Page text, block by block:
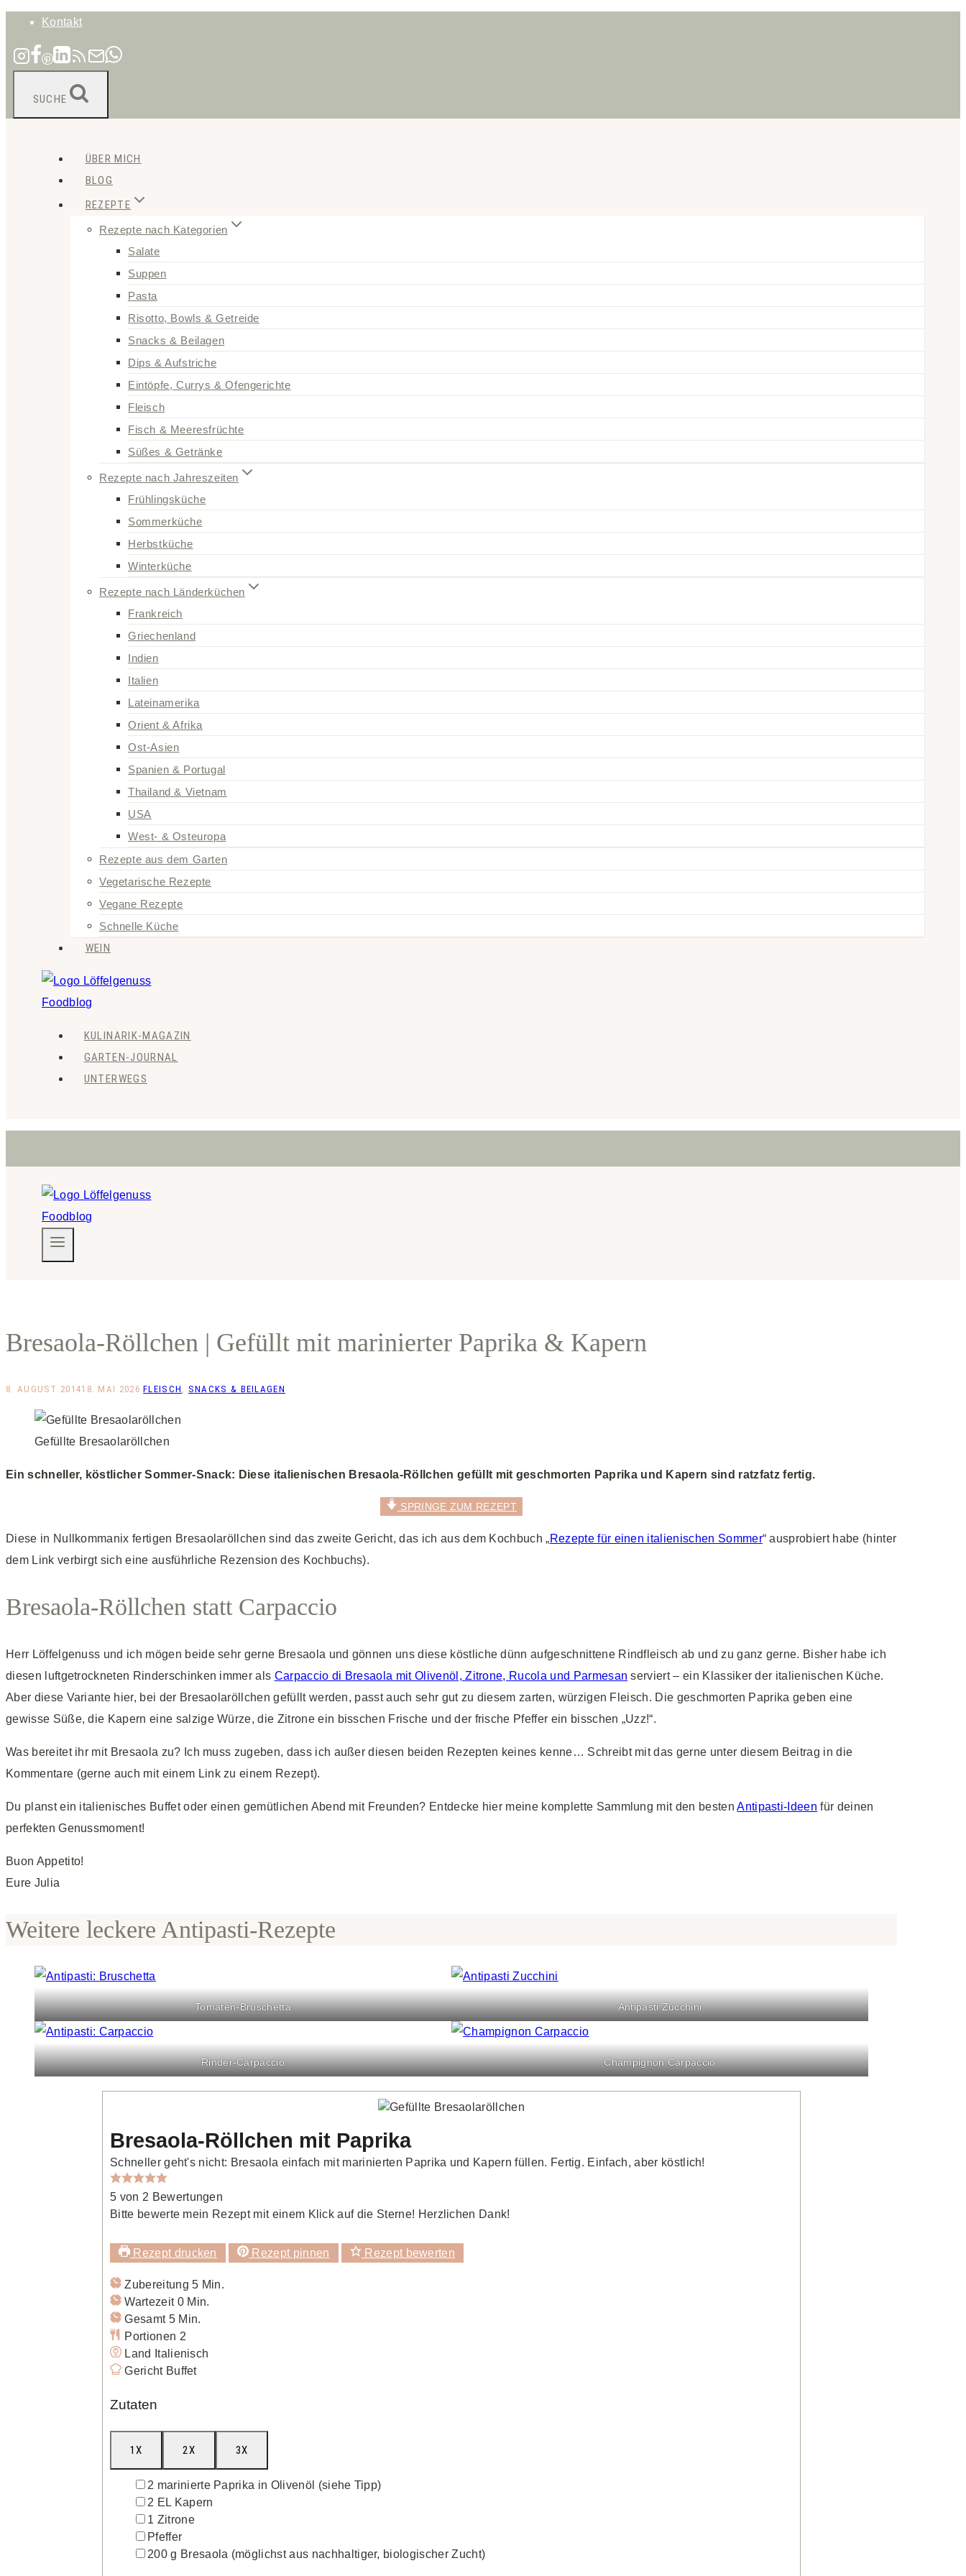
springen
Kontakt
SUCHE
ÜBER MICH
BLOG
REZEPTE
Rezepte nach Kategorien
Salate
Suppen
Pasta
Risotto, Bowls & Getreide
Snacks & Beilagen
Dips & Aufstriche
Eintöpfe, Currys & Ofengerichte
Fleisch
Fisch & Meeresfrüchte
Süßes & Getränke
Rezepte nach Jahreszeiten
Frühlingsküche
Sommerküche
Herbstküche
Winterküche
Rezepte nach Länderküchen
Frankreich
Griechenland
Indien
Italien
Lateinamerika
Orient & Afrika
Ost-Asien
Spanien & Portugal
Thailand & Vietnam
USA
West- & Osteuropa
Rezepte aus dem Garten
Vegetarische Rezepte
Vegane Rezepte
Schnelle Küche
WEIN
KULINARIK-MAGAZIN
GARTEN-JOURNAL
UNTERWEGS
Bresaola-Röllchen | Gefüllt mit marinierter Paprika & Kapern
8. AUGUST 201418. MAI 2026 FLEISCH , SNACKS & BEILAGEN
Gefüllte Bresaolaröllchen
Ein schneller, köstlicher Sommer-Snack: Diese italienischen Bresaola-Röllchen gefüllt mit geschmorten Paprika und Kapern sind ratzfatz fertig.
SPRINGE ZUM REZEPT
Diese in Nullkommanix fertigen Bresaolaröllchen sind das zweite Gericht, das ich aus dem Kochbuch „Rezepte für einen italienischen Sommer“ ausprobiert habe (hinter
dem Link verbirgt sich eine ausführliche Rezension des Kochbuchs).
Bresaola-Röllchen statt Carpaccio
Herr Löffelgenuss und ich mögen beide sehr gerne Bresaola und gönnen uns diese köstliche dünn aufgeschnittene Rindfleisch ab und zu ganz gerne. Bisher habe ich
diesen luftgetrockneten Rinderschinken immer als Carpaccio di Bresaola mit Olivenöl, Zitrone, Rucola und Parmesan serviert – ein Klassiker der italienischen Küche.
Aber diese Variante hier, bei der Bresaolaröllchen gefüllt werden, passt auch sehr gut zu diesem zarten, würzigen Fleisch. Die geschmorten Paprika geben eine
gewisse Süße, die Kapern eine salzige Würze, die Zitrone ein bisschen Frische und der frische Pfeffer ein bisschen „Uzz!“.
Was bereitet ihr mit Bresaola zu? Ich muss zugeben, dass ich außer diesen beiden Rezepten keines kenne… Schreibt mit das gerne unter diesem Beitrag in die
Kommentare (gerne auch mit einem Link zu einem Rezept).
Du planst ein italienisches Buffet oder einen gemütlichen Abend mit Freunden? Entdecke hier meine komplette Sammlung mit den bestenAntipasti-Ideen für deinen
perfekten Genussmoment!
Buon Appetito!
Eure Julia
Weitere leckere Antipasti-Rezepte
Tomaten-Bruschetta Antipasti Zucchini
Rinder-Carpaccio Champignon Carpaccio
Bresaola-Röllchen mit Paprika
Schneller geht's nicht: Bresaola einfach mit marinierten Paprika und Kapern füllen. Fertig. Einfach, aber köstlich!
5 von 2 Bewertungen
Bitte bewerte mein Rezept mit einem Klick auf die Sterne! Herzlichen Dank!
Rezept drucken Rezept pinnen Rezept bewerten
Zubereitung5Minuten
Min.
Wartezeit 0Minuten
Min.
Gesamt 5Minuten
Min.
Portionen 2
Land
Italienisch
Gericht Buffet
Zutaten
1X 2X 3X
▢
2 marinierte Paprika in Olivenöl (siehe Tipp)
▢
2 EL Kapern
▢
1 Zitrone
▢
Pfeffer
▢
200 g Bresaola (möglichst aus nachhaltiger, biologischer Zucht)